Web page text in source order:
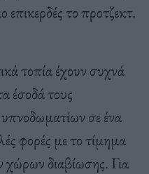
το προτζεκτ.
τοπία έχουν συχνά
έσοδά τους
σε ένα
φορές με το τίμημα
χώρων διαβίωσης. Για